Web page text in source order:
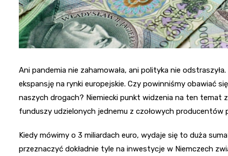
Ani pandemia nie zahamowała, ani polityka nie
ekspansję na rynki europejskie. Czy powinniśmy obawiać
naszych drogach? Niemiecki punkt widzenia na ten
funduszy udzielonych jednemu z czołowych producentów
Kiedy mówimy o 3 miliardach euro, wydaje się to duża
przeznaczyć dokładnie tyle na inwestycje w Niemczech